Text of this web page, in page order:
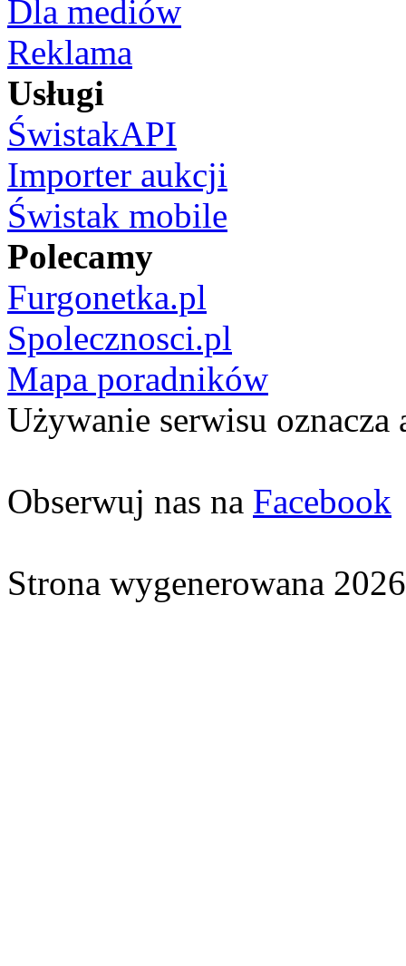
Dla mediów
Reklama
Usługi
ŚwistakAPI
Importer aukcji
Świstak mobile
Polecamy
Furgonetka.pl
Spolecznosci.pl
Mapa poradników
Używanie serwisu oznacza
Obserwuj nas na Facebook
Strona wygenerowana